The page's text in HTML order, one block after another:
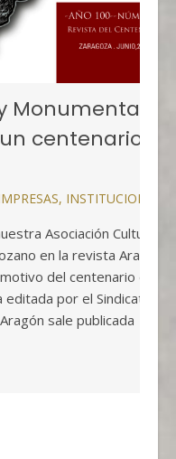
Monumental,
centenario
, INSTITUCIONALES
Asociación Cultural
en la revista Aragón
del centenario del
por el Sindicato de
sale publicada